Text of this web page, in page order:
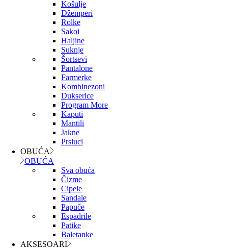
Košulje
Džemperi
Rolke
Sakoi
Haljine
Suknje
Šortsevi
Pantalone
Farmerke
Kombinezoni
Dukserice
Program More
Kaputi
Mantili
Jakne
Prsluci
OBUĆA
OBUĆA
Sva obuća
Čizme
Cipele
Sandale
Papuče
Espadrile
Patike
Baletanke
AKSESOARI